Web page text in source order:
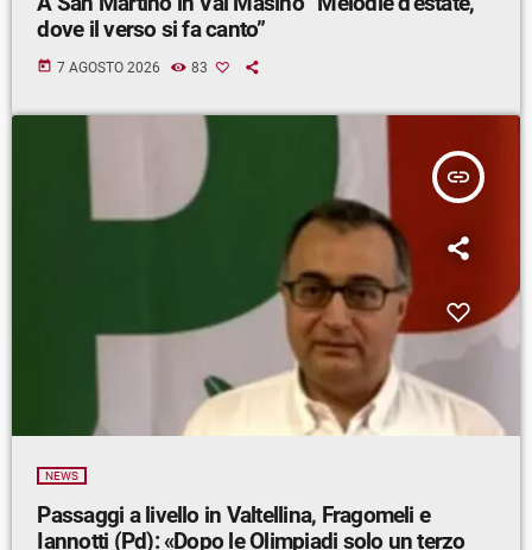
dove il verso si fa canto”
today 7 AGOSTO 2026 83
insert_link
NEWS
Passaggi a livello in Valtellina, Fragomeli e
Iannotti (Pd): «Dopo le Olimpiadi solo un terzo